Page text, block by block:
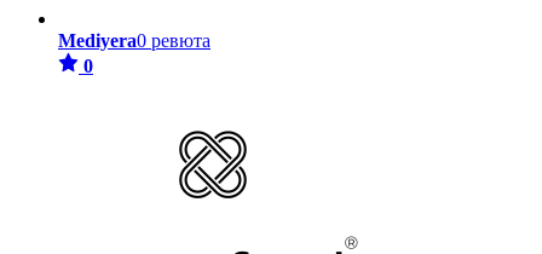
Mediyera0 ревюта
0